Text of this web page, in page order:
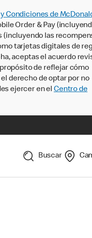
Condiciones de
Order & Pay
(incluyendo las
tarjetas digitales de
aceptas el acuerdo
de reflejar cómo
derecho de optar por no
ejercer en el Centro de
Buscar